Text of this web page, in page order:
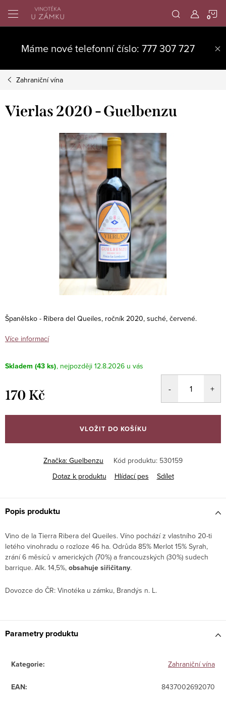
obsah
Máme nové telefonní číslo: 777 307 727
Zahraniční vína
Vierlas 2020 - Guelbenzu
Španělsko - Ribera del Queiles, ročník 2020, suché, červené.
Více informací
Skladem (43 ks) 12.8.2026
170 Kč
cena:
VLOŽIT DO KOŠÍKU
Značka: Guelbenzu Kód produktu: 530159
Dotaz k produktu
Hlídací pes Sdílet
Popis produktu
Vino de la Tierra Ribera del Queiles. Víno pochází z vlastního 20-ti
letého vinohradu o rozloze 46 ha. Odrůda 85% Merlot 15% Syrah,
zrání 6 měsíců v amerických (70%) a francouzských (30%) sudech
barrique. Alk. 14,5%, obsahuje siřičitany.
Dovozce do ČR: Vinotéka u zámku, Brandýs n. L.
Parametry produktu
Kategorie: Zahraniční vína
EAN: 8437002692070